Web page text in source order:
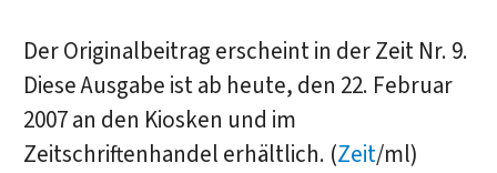
Der Originalbeitrag erscheint in der Zeit Nr. 9.
Diese Ausgabe ist ab heute, den 22. Februar
2007 an den Kiosken und im
Zeitschriftenhandel erhältlich. (Zeit/ml)